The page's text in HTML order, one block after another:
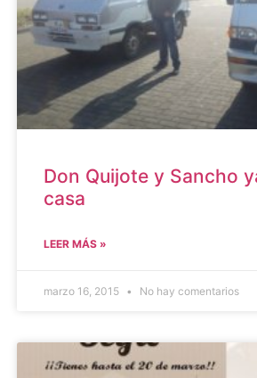
Don Quijote y Sancho
casa
LEER MÁS »
marzo 16, 2015 No hay comentarios